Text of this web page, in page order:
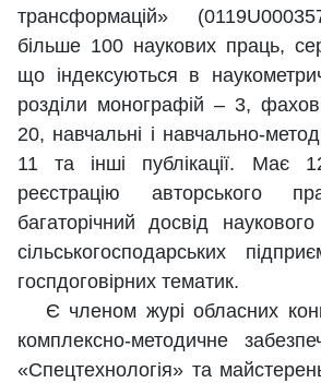
трансформацій»
більше 100 наукових праць,
що індексуються в
розділи монографій – 3,
20, навчальні і навчально-
11 та інші публікації. Має
реєстрацію авторського
багаторічний досвід
сільськогосподарських
госпдоговірних тематик.
Є членом журі обласних
комплексно-методичне
«Спецтехнологія» та